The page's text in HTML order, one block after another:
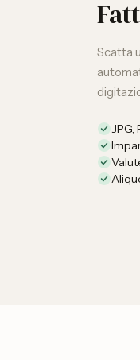
Scatta